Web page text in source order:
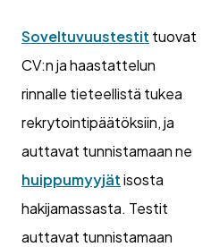
Soveltuvuustestit tuovat
CV:n ja haastattelun
rinnalle tieteellistä tukea
rekrytointipäätöksiin, ja
auttavat tunnistamaan ne
huippumyyjätisosta
hakijamassasta. Testit
auttavat tunnistamaan